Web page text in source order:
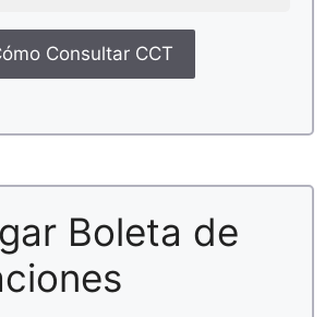
Consultar CCT
Boleta de